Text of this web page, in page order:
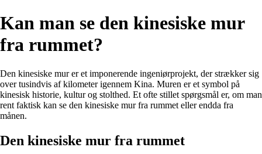
Kan man se den kinesiske mur
fra rummet?
Den kinesiske mur er et imponerende ingeniørprojekt, der strækker sig
over tusindvis af kilometer igennem Kina. Muren er et symbol på
kinesisk historie, kultur og stolthed. Et ofte stillet spørgsmål er, om man
rent faktisk kan se den kinesiske mur fra rummet eller endda fra
månen.
Den kinesiske mur fra rummet